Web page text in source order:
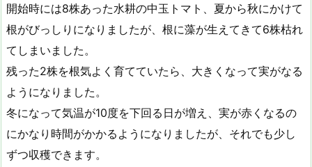
開始時には8株あった水耕の中玉トマト、夏から秋にかけて
根がびっしりになりましたが、根に藻が生えてきて6株枯れ
てしまいました。
残った2株を根気よく育てていたら、大きくなって実がなる
ようになりました。
冬になって気温が10度を下回る日が増え、実が赤くなるの
にかなり時間がかかるようになりましたが、それでも少し
ずつ収穫できます。